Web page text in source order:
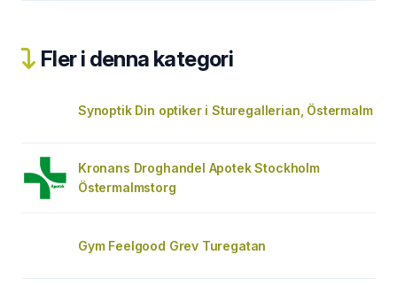
Fler i denna kategori
Synoptik Din optiker i Sturegallerian, Östermalm
Kronans Droghandel Apotek Stockholm
Östermalmstorg
Gym Feelgood Grev Turegatan